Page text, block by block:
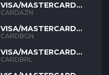
VISA/MASTERCARD
AZN
CARDAZN
VISA/MASTERCARD
BGN
CARDBGN
VISA/MASTERCARD
BRL
CARDBRL